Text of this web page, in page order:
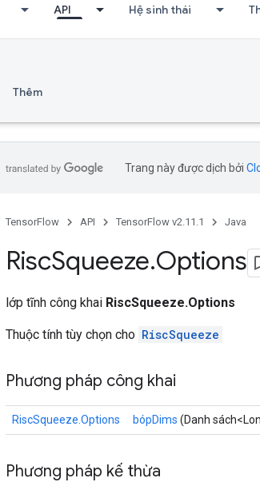
API Hệ sinh thái
Thêm
Trang này được dịch bởi
TensorFlow API TensorFlow v2.11.1 Java
RiscSqueeze.Options
lớp tĩnh công khai RiscSqueeze.Options
Thuộc tính tùy chọn cho RiscSqueeze
Phương pháp công khai
RiscSqueeze.Options bópDims (Danh
Phương pháp kế thừa